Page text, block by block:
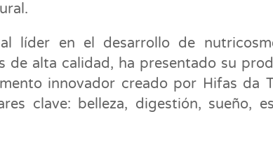
líder en el desarrollo de
de alta calidad, ha presentado su
innovador creado por Hifas da
clave: belleza, digestión, sueño,